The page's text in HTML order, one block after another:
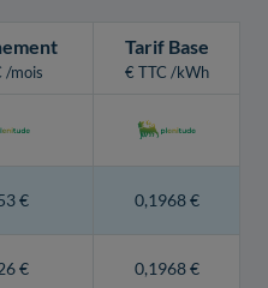
/mois
Tarif Base
€ TTC /kWh
€ 0,1968 €
€ 0,1968 €